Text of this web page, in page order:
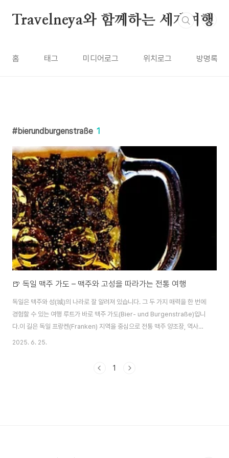
Travelneya와 함께하는 세계여행
홈 태그 미디어로그 위치로그 방명록
bierundburgenstraße 1
🍺 독일 맥주 가도 – 맥주와 고성을 따라가는 전통 여행
독일은 맥주와 성(城)의 나라로 잘 알려져 있습니다. 그 두 가지 매력을 한 번에
경험할 수 있는 여행 루트가 바로 맥주 가도(Bier- und Burgenstraße)입니
다.​이 길은 독일 프랑켄(Franken) 지역을 중심으로 전통 맥주 양조장, 역사적
인 고성, 중세 도시를 잇는 특별한 테마 루트로, 맥주 애호가와 역사 여행자 모
독일 바이에른 북부와 튀링겐 일부 지역을 통과하며, 크고 작은 양조장, 고성,
2025. 6. 25.
1